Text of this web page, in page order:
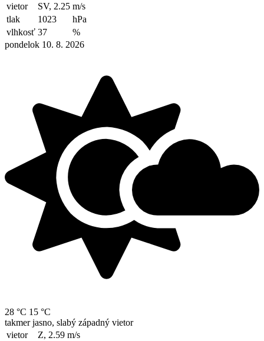
vietor
SV, 2.25 m/s
tlak
1023
hPa
vlhkosť 37
%
pondelok 10. 8. 2026
28 °C 15 °C
takmer jasno, slabý západný vietor
vietor
Z, 2.59 m/s